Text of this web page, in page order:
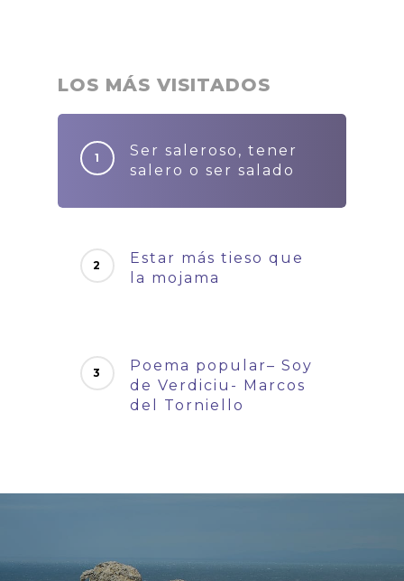
LOS MÁS VISITADOS
Ser saleroso, tener
salero o ser salado
Estar más tieso que
la mojama
Poema popular– Soy
de Verdiciu- Marcos
del Torniello